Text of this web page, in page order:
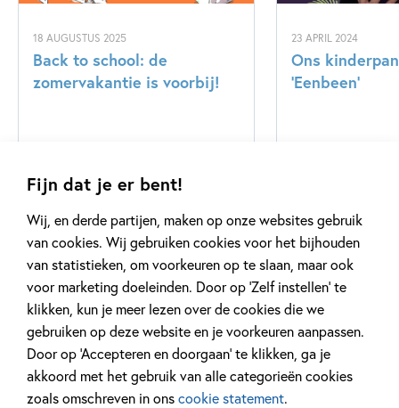
Fijn dat je er bent!
Wij, en derde partijen, maken op onze websites gebruik
van cookies. Wij gebruiken cookies voor het bijhouden
van statistieken, om voorkeuren op te slaan, maar ook
voor marketing doeleinden. Door op ‘Zelf instellen’ te
klikken, kun je meer lezen over de cookies die we
gebruiken op deze website en je voorkeuren aanpassen.
Door op ‘Accepteren en doorgaan’ te klikken, ga je
akkoord met het gebruik van alle categorieën cookies
zoals omschreven in onscookie statement.
18 AUGUSTUS 2025
Back to school: de
zomervakantie is voorbij!
23 APRIL 2024
Ons
‘Eenbeen’
Bekijk alle artikelen
Meer van deze auteur